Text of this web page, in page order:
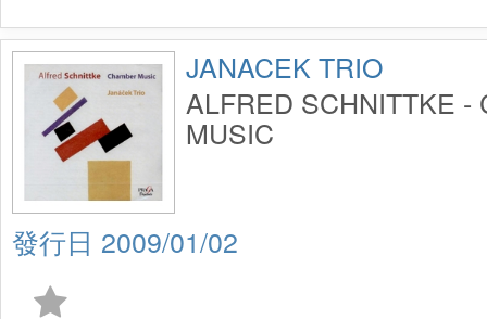
JANACEK TRIO
ALFRED SCHNITTKE -
MUSIC
2009/01/02